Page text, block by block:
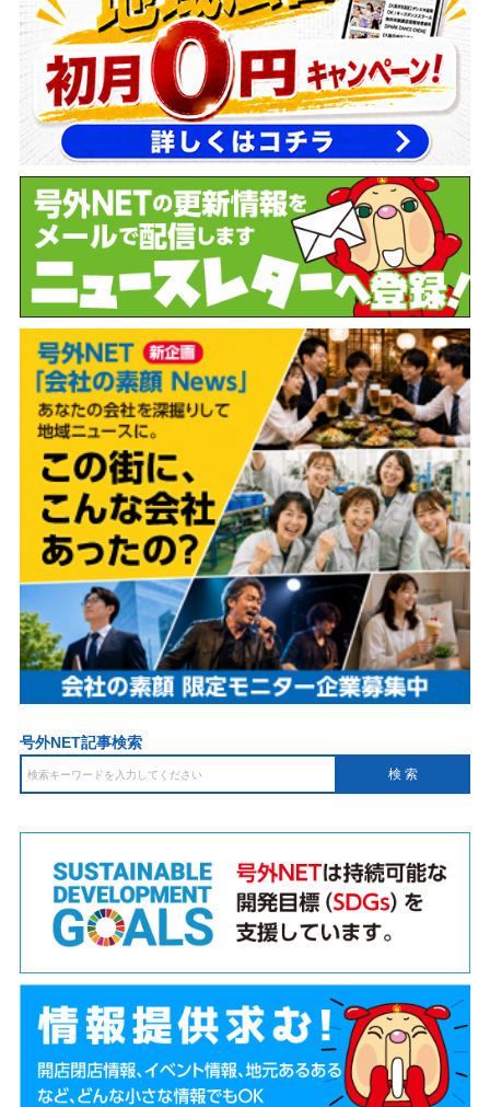
号外NET記事検索